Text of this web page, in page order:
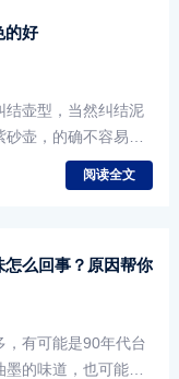
的好
结壶型，当然纠结泥
壶，的确不容易，
信问我，紫砂壶买棕
阅读全文
么回事？原因帮你
，有可能是90年代台
的味道，也可能是